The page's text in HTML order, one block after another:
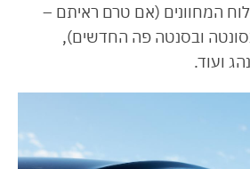
לוח המחוונים (אם טרם ראיתם –
ובסנטה פה החדשים),
ועוד.